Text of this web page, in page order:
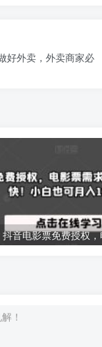
好外卖，外卖商家必